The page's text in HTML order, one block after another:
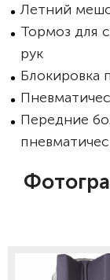
Летний
Тормоз для
рук
Блокировка
Передние